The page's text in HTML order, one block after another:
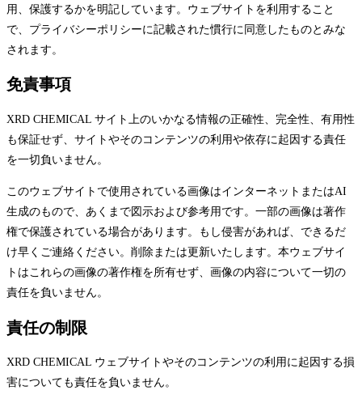
用、保護するかを明記しています。ウェブサイトを利用すること
で、プライバシーポリシーに記載された慣行に同意したものとみな
されます。
免責事項
XRD CHEMICAL サイト上のいかなる情報の正確性、完全性、有用性
も保証せず、サイトやそのコンテンツの利用や依存に起因する責任
を一切負いません。
このウェブサイトで使用されている画像はインターネットまたはAI
生成のもので、あくまで図示および参考用です。一部の画像は著作
権で保護されている場合があります。もし侵害があれば、できるだ
け早くご連絡ください。削除または更新いたします。本ウェブサイ
トはこれらの画像の著作権を所有せず、画像の内容について一切の
責任を負いません。
責任の制限
XRD CHEMICAL ウェブサイトやそのコンテンツの利用に起因する損
害についても責任を負いません。